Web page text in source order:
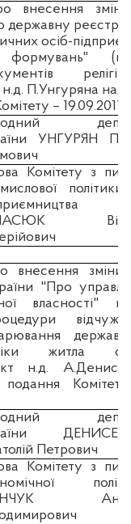
внесення змін
державну
осіб-
формувань"
н.д. П.Унгуряна
– 19.09.2017)
УНГУРЯН
Комітету з
політики
внесення зміни
"Про
власності"
житла
н.д.
подання
Петрович
Комітету з